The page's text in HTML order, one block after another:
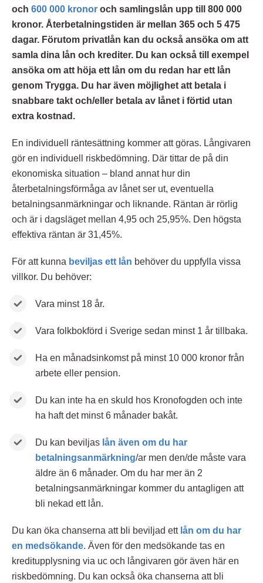
och 600 000 kronor och samlingslån upp till 800 000
kronor. Återbetalningstiden är mellan 365 och 5 475
dagar. Förutom privatlån kan du också ansöka om att
samla dina lån och krediter. Du kan också till exempel
ansöka om att höja ett lån om du redan har ett lån
genom Trygga. Du har även möjlighet att betala i
snabbare takt och/eller betala av lånet i förtid utan
extra kostnad.
En individuell räntesättning kommer att göras. Långivaren
gör en individuell riskbedömning. Där tittar de på din
ekonomiska situation – bland annat hur din
återbetalningsförmåga av lånet ser ut, eventuella
betalningsanmärkningar och liknande. Räntan är rörlig
och är i dagsläget mellan 4,95 och 25,95%. Den högsta
effektiva räntan är 31,45%.
För att kunna beviljas ett lån behöver du uppfylla vissa
villkor. Du behöver:
Vara minst 18 år.
Vara folkbokförd i Sverige sedan minst 1 år tillbaka.
Ha en månadsinkomst på minst 10 000 kronor från
arbete eller pension.
Du kan inte ha en skuld hos Kronofogden och inte
ha haft det minst 6 månader bakåt.
Du kan beviljas lån även om du har
betalningsanmärkning/ar men den/de måste vara
äldre än 6 månader. Om du har mer än 2
betalningsanmärkningar kommer du antagligen att
bli nekad ett lån.
Du kan öka chanserna att bli beviljad ett lån om du har
en medsökande. Även för den medsökande tas en
kreditupplysning via uc och långivaren gör även här en
riskbedömning. Du kan också öka chanserna att bli